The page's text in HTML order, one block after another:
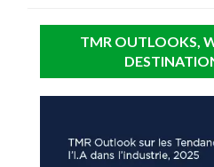
TMR OUTLOOKS,